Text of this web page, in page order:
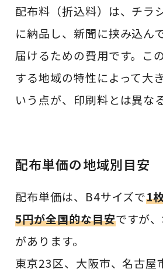
配布料（折込料）は、チラ
に納品し、新聞に挟み込ん
届けるための費用です。こ
する地域の特性によって大
いう点が、印刷料とは異な
配布単価の地域別目安
配布単価は、B4サイズで1
5円が全国的な目安ですが
があります。
東京23区、大阪市、名古屋